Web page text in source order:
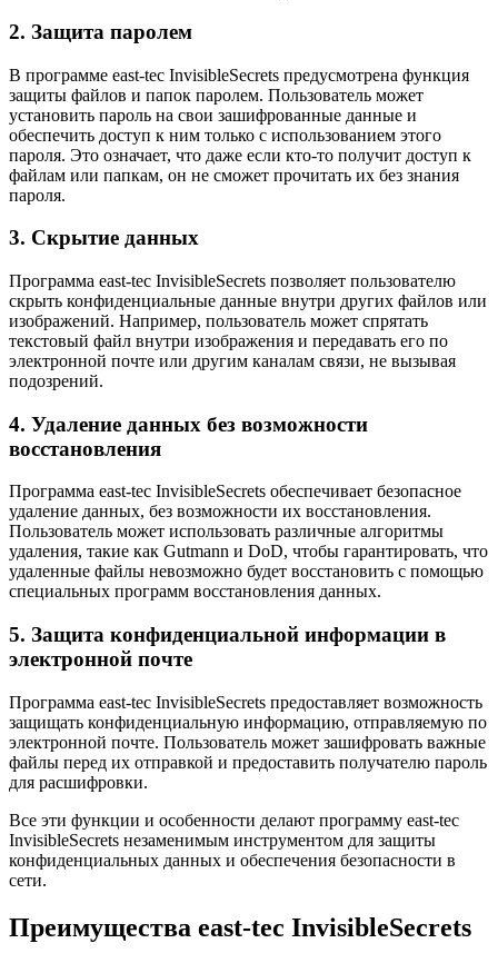
2. Защита паролем
В программе east-tec InvisibleSecrets предусмотрена функция
защиты файлов и папок паролем. Пользователь может
установить пароль на свои зашифрованные данные и
обеспечить доступ к ним только с использованием этого
пароля. Это означает, что даже если кто-то получит доступ к
файлам или папкам, он не сможет прочитать их без знания
пароля.
3. Скрытие данных
Программа east-tec InvisibleSecrets позволяет пользователю
скрыть конфиденциальные данные внутри других файлов или
изображений. Например, пользователь может спрятать
текстовый файл внутри изображения и передавать его по
электронной почте или другим каналам связи, не вызывая
подозрений.
4. Удаление данных без возможности
восстановления
Программа east-tec InvisibleSecrets обеспечивает безопасное
удаление данных, без возможности их восстановления.
Пользователь может использовать различные алгоритмы
удаления, такие как Gutmann и DoD, чтобы гарантировать, что
удаленные файлы невозможно будет восстановить с помощью
специальных программ восстановления данных.
5. Защита конфиденциальной информации в
электронной почте
Программа east-tec InvisibleSecrets предоставляет возможность
защищать конфиденциальную информацию, отправляемую по
электронной почте. Пользователь может зашифровать важные
файлы перед их отправкой и предоставить получателю пароль
для расшифровки.
Все эти функции и особенности делают программу east-tec
InvisibleSecrets незаменимым инструментом для защиты
конфиденциальных данных и обеспечения безопасности в
сети.
Преимущества east-tec InvisibleSecrets